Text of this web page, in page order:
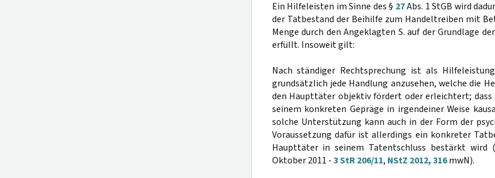
Ein Hilfeleisten im Sinne des § 27Abs. 1 StGB wird
der Tatbestand der Beihilfe zum Handeltreiben mit
Menge durch den Angeklagten S. auf der Grundlage
erfüllt. Insoweit gilt:
Nach ständiger Rechtsprechung ist als
grundsätzlich jede Handlung anzusehen, welche die
den Haupttäter objektiv fördert oder erleichtert;
seinem konkreten Gepräge in irgendeiner Weise
solche Unterstützung kann auch in der Form der
Voraussetzung dafür ist allerdings ein konkreter
Haupttäter in seinem Tatentschluss bestärkt wird
Oktober 2011 -3 StR 206/11, NStZ 2012, 316mwN).